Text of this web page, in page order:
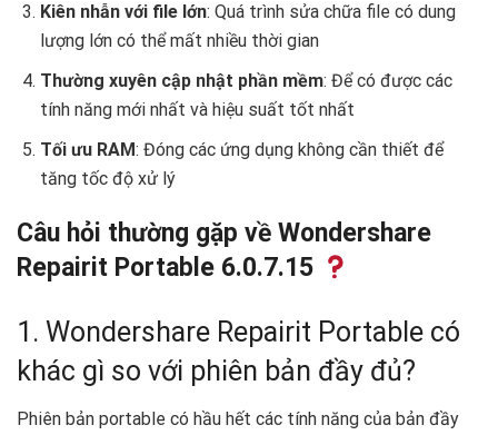
Kiên nhẫn với file lớn: Quá trình sửa chữa file có dung
lượng lớn có thể mất nhiều thời gian
Thường xuyên cập nhật phần mềm: Để có được các
tính năng mới nhất và hiệu suất tốt nhất
Tối ưu RAM: Đóng các ứng dụng không cần thiết để
tăng tốc độ xử lý
Câu hỏi thường gặp về Wondershare
Repairit Portable 6.0.7.15
1. Wondershare Repairit Portable có
khác gì so với phiên bản đầy đủ?
Phiên bản portable có hầu hết các tính năng của bản đầy